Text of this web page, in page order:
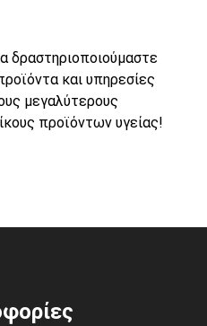
δραστηριοποιούμαστε
και υπηρεσίες
μεγαλύτερους
προϊόντων υγείας!